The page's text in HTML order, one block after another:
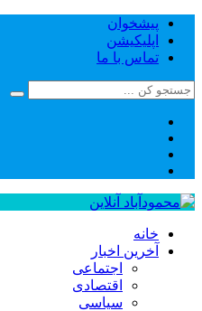
پیشخوان
اپلیکیشن
تماس با ما
خانه
آخرین اخبار
اجتماعی
اقتصادی
سیاسی